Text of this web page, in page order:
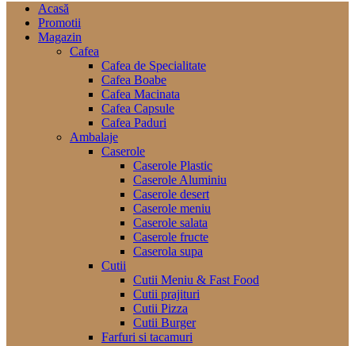
Acasă
Promotii
Magazin
Cafea
Cafea de Specialitate
Cafea Boabe
Cafea Macinata
Cafea Capsule
Cafea Paduri
Ambalaje
Caserole
Caserole Plastic
Caserole Aluminiu
Caserole desert
Caserole meniu
Caserole salata
Caserole fructe
Caserola supa
Cutii
Cutii Meniu & Fast Food
Cutii prajituri
Cutii Pizza
Cutii Burger
Farfuri si tacamuri